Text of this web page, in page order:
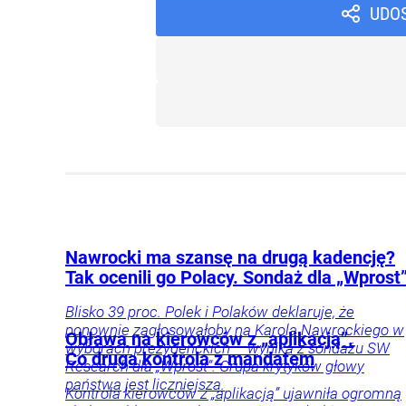
Nawrocki ma szansę na drugą kadencję?
Tak ocenili go Polacy. Sondaż dla
Blisko 39 proc. Polek i Polaków deklaruje, że
ponownie zagłosowałoby na Karola Nawrockiego w
wyborach prezydenckich – wynika z sondażu SW
Research dla „Wprost”. Grupa krytyków głowy
państwa jest liczniejsza.
Obława na kierowców z „aplikacją”.
Co druga kontrola z mandatem
Kontrola kierowców z „aplikacją” ujawniła ogromną